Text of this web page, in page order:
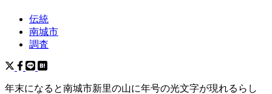
伝統
南城市
調査
年末になると南城市新里の山に年号の光文字が現れるらし